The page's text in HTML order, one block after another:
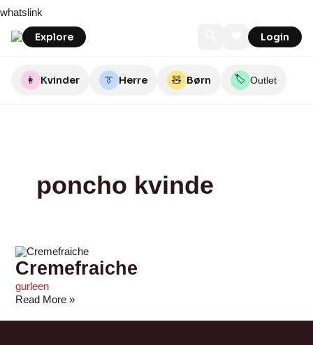
to
content
whatslink
Explore Login
👩 Kvinder 👔 Herre 🧸 Børn 🏷️ Outlet
poncho kvinde
Cremefraiche
gurleen
Read More »